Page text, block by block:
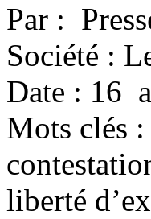
Par :
Société :
Date : 16
Mots clés :
liberté